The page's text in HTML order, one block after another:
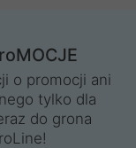
o promocji ani
tylko dla
do grona